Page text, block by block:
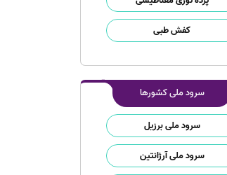
کفش طبی
سرود ملی کشورها
سرود ملی برزیل
سرود ملی آرژانتین